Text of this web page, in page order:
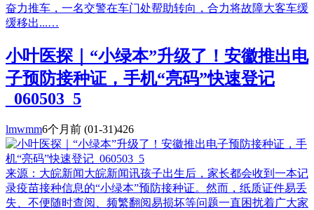
奋力推车，一名交警在车门处帮助转向，合力将故障大客车缓
缓移出...…
小叶医探｜“小绿本”升级了！安徽推出电
子预防接种证，手机“亮码”快速登记
_060503_5
lmwmm6个月前 (01-31)426
来源：大皖新闻大皖新闻讯孩子出生后，家长都会收到一本记
录疫苗接种信息的“小绿本”预防接种证。然而，纸质证件易丢
失、不便随时查阅、频繁翻阅易损坏等问题一直困扰着广大家